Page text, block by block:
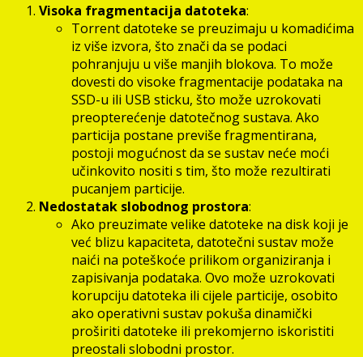
Visoka fragmentacija datoteka:
Torrent datoteke se preuzimaju u komadićima
iz više izvora, što znači da se podaci
pohranjuju u više manjih blokova. To može
dovesti do visoke fragmentacije podataka na
SSD-u ili USB sticku, što može uzrokovati
preopterećenje datotečnog sustava. Ako
particija postane previše fragmentirana,
postoji mogućnost da se sustav neće moći
učinkovito nositi s tim, što može rezultirati
pucanjem particije.
Nedostatak slobodnog prostora:
Ako preuzimate velike datoteke na disk koji je
već blizu kapaciteta, datotečni sustav može
naići na poteškoće prilikom organiziranja i
zapisivanja podataka. Ovo može uzrokovati
korupciju datoteka ili cijele particije, osobito
ako operativni sustav pokuša dinamički
proširiti datoteke ili prekomjerno iskoristiti
preostali slobodni prostor.